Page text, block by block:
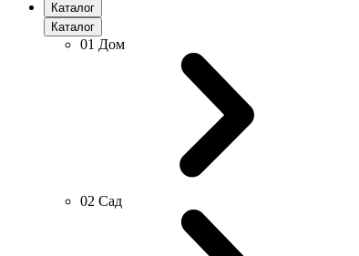
Каталог
Каталог
01 Дом
02 Сад